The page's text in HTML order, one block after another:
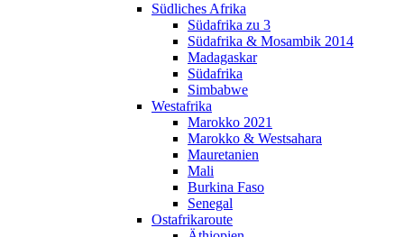
Südliches Afrika
Südafrika zu 3
Südafrika & Mosambik 2014
Madagaskar
Südafrika
Simbabwe
Westafrika
Marokko 2021
Marokko & Westsahara
Mauretanien
Mali
Burkina Faso
Senegal
Ostafrikaroute